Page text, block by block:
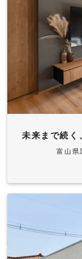
未来まで続く
富山県